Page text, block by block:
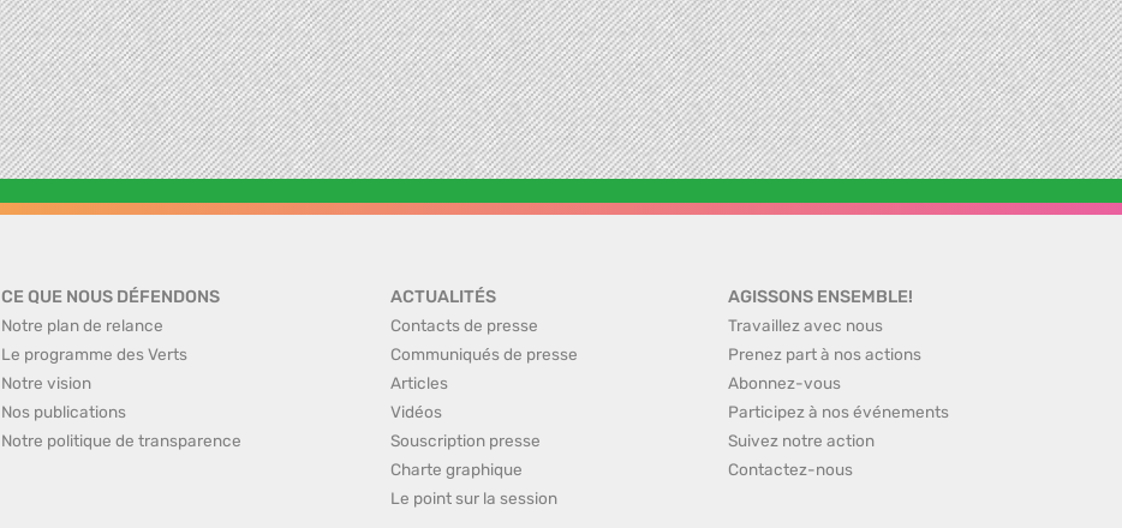
CE QUE NOUS DÉFENDONS
Notre plan de relance
Le programme des Verts
Notre vision
Nos publications
Notre politique de transparence
ACTUALITÉS
Contacts de presse
Communiqués de presse
Articles
Vidéos
Souscription presse
Charte graphique
Le point sur la session
AGISSONS ENSEMBLE!
Travaillez avec nous
Prenez part à nos actions
Abonnez-vous
Participez à nos événements
Suivez notre action
Contactez-nous